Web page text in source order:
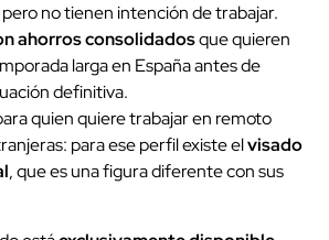
no tienen intención de trabajar.
ahorros consolidadosque quieren
larga en España antes de
definitiva.
quien quiere trabajar en remoto
para ese perfil existe elvisado
, que es una figura diferente con sus